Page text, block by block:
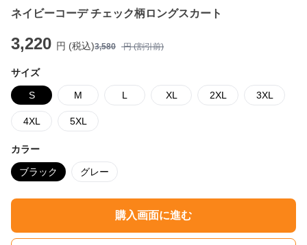
ネイビーコーデ チェック柄ロングスカート
3,220 円 (税込)3,580 円 (割引前)
サイズ
S M L XL 2XL 3XL
4XL 5XL
カラー
ブラック グレー
購入画面に進む